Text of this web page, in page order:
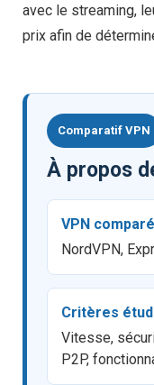
avec le streaming,
prix afin de
Comparatif VPN
À propos
VPN
NordVPN,
Critères
Vitesse,
P2P,